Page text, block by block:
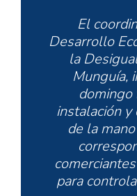
El
Desarrollo
la
Munguía,
domingo
instalación y
de la
para